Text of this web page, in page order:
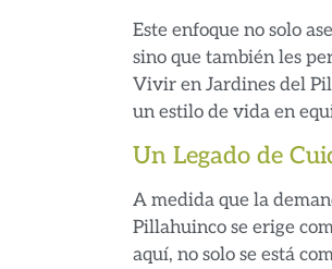
Este enfoque no solo
sino que también les
Vivir en Jardines del
un estilo de vida en
Un Legado de
A medida que la
Pillahuinco se erige
aquí, no solo se está